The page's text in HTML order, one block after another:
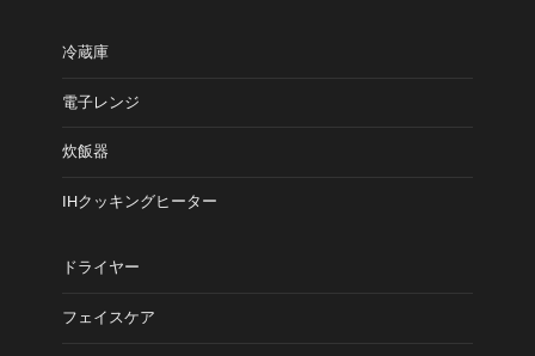
冷蔵庫
電子レンジ
炊飯器
IHクッキングヒーター
ドライヤー
フェイスケア